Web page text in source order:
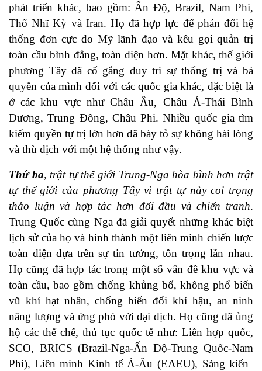
phát triển khác, bao gồm: Ấn Độ, Brazil, Nam Phi,
Thổ Nhĩ Kỳ và Iran. Họ đã hợp lực để phản đối hệ
thống đơn cực do Mỹ lãnh đạo và kêu gọi quản trị
toàn cầu bình đẳng, toàn diện hơn. Mặt khác, thế giới
phương Tây đã cố gắng duy trì sự thống trị và bá
quyền của mình đối với các quốc gia khác, đặc biệt là
ở các khu vực như Châu Âu, Châu Á-Thái Bình
Dương, Trung Đông, Châu Phi. Nhiều quốc gia tìm
kiếm quyền tự trị lớn hơn đã bày tỏ sự không hài lòng
và thù địch với một hệ thống như vậy.
Thứ ba, trật tự thế giới Trung-Nga hòa bình hơn trật
tự thế giới của phương Tây vì trật tự này coi trọng
thảo luận và hợp tác hơn đối đầu và chiến tranh.
Trung Quốc cùng Nga đã giải quyết những khác biệt
lịch sử của họ và hình thành một liên minh chiến lược
toàn diện dựa trên sự tin tưởng, tôn trọng lẫn nhau.
Họ cũng đã hợp tác trong một số vấn đề khu vực và
toàn cầu, bao gồm chống khủng bố, không phổ biến
vũ khí hạt nhân, chống biến đổi khí hậu, an ninh
năng lượng và ứng phó với đại dịch. Họ cũng đã ủng
hộ các thể chế, thủ tục quốc tế như: Liên hợp quốc,
SCO, BRICS (Brazil-Nga-Ấn Độ-Trung Quốc-Nam
Phi), Liên minh Kinh tế Á-Âu (EAEU), Sáng kiến ​​